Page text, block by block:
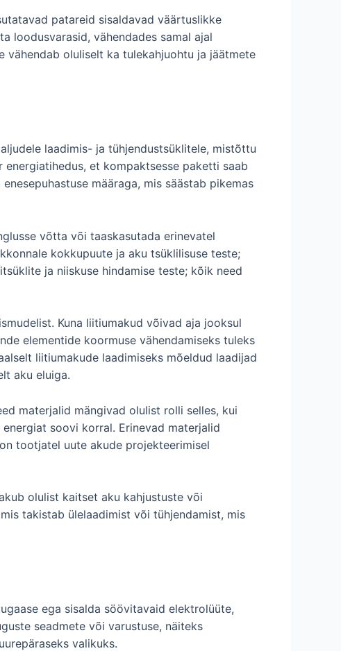
patareid sisaldavad väärtuslikke
loodusvarasid, vähendades samal ajal
vähendab oluliselt ka tulekahjuohtu ja jäätmete
laadimis- ja tühjendustsüklitele, mistõttu
et kompaktsesse paketti saab
määraga, mis säästab pikemas
võtta või taaskasutada erinevatel
kokkupuute ja aku tsüklilisuse teste;
ja niiskuse hindamise teste; kõik need
Kuna liitiumakud võivad aja jooksul
elementide koormuse vähendamiseks tuleks
liitiumakude laadimiseks mõeldud laadijad
aku eluiga.
materjalid mängivad olulist rolli selles, kui
soovi korral. Erinevad materjalid
tootjatel uute akude projekteerimisel
olulist kaitset aku kahjustuste või
takistab ülelaadimist või tühjendamist, mis
ega sisalda söövitavaid elektrolüüte,
seadmete või varustuse, näiteks
valikuks.